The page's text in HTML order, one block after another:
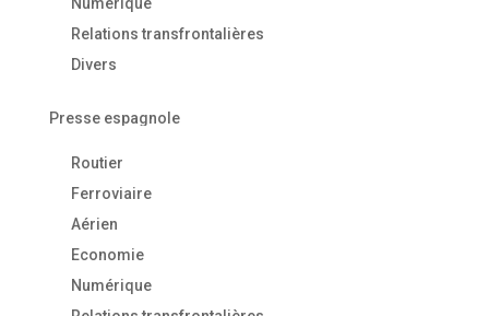
Relations transfrontalières
Divers
Presse espagnole
Routier
Ferroviaire
Aérien
Economie
Numérique